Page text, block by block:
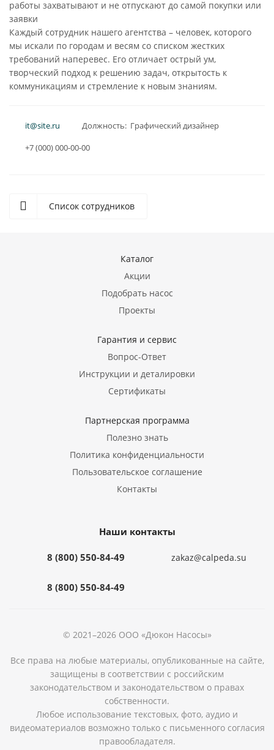
работы захватывают и не отпускают до самой покупки или
заявки
Каждый сотрудник нашего агентства – человек, которого
мы искали по городам и весям со списком жестких
требований наперевес. Его отличает острый ум,
творческий подход к решению задач, открытость к
коммуникациям и стремление к новым знаниям.
it@site.ru
Должность: Графический дизайнер
+7 (000) 000-00-00
Список сотрудников
Каталог
Акции
Подобрать насос
Проекты
Гарантия и сервис
Вопрос-Ответ
Инструкции и деталировки
Сертификаты
Партнерская программа
Полезно знать
Политика конфиденциальности
Пользовательское соглашение
Контакты
Наши контакты
8 (800) 550-84-49
8 (800) 550-84-49
zakaz@calpeda.su
© 2021–2026 ООО «Дюкон Насосы»
Все права на любые материалы, опубликованные на сайте,
защищены в соответствии с российским
законодательством и законодательством о правах
собственности.
Любое использование текстовых, фото, аудио и
видеоматериалов возможно только с письменного согласия
правообладателя.